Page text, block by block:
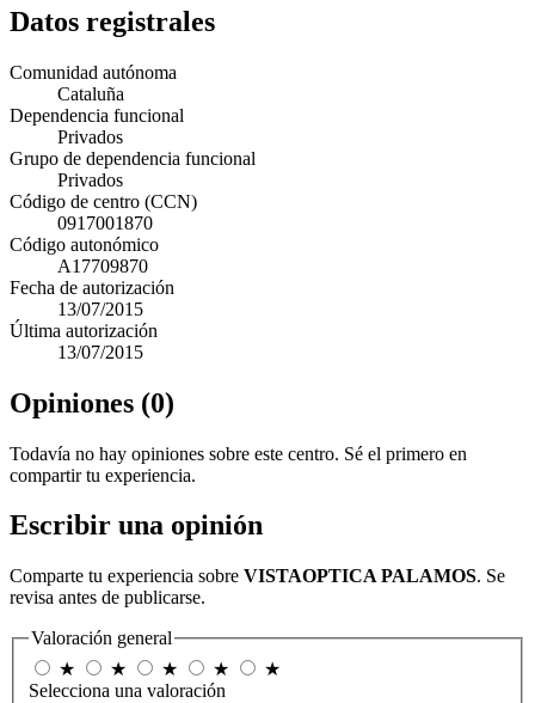
Datos registrales
Comunidad autónoma
Cataluña
Dependencia funcional
Privados
Grupo de dependencia funcional
Privados
Código de centro (CCN)
0917001870
Código autonómico
A17709870
Fecha de autorización
13/07/2015
Última autorización
13/07/2015
Opiniones (0)
Todavía no hay opiniones sobre este centro. Sé el primero en
compartir tu experiencia.
Escribir una opinión
Comparte tu experiencia sobre VISTAOPTICA PALAMOS. Se
revisa antes de publicarse.
Valoración general
★
★ ★ ★
★
Selecciona una valoración